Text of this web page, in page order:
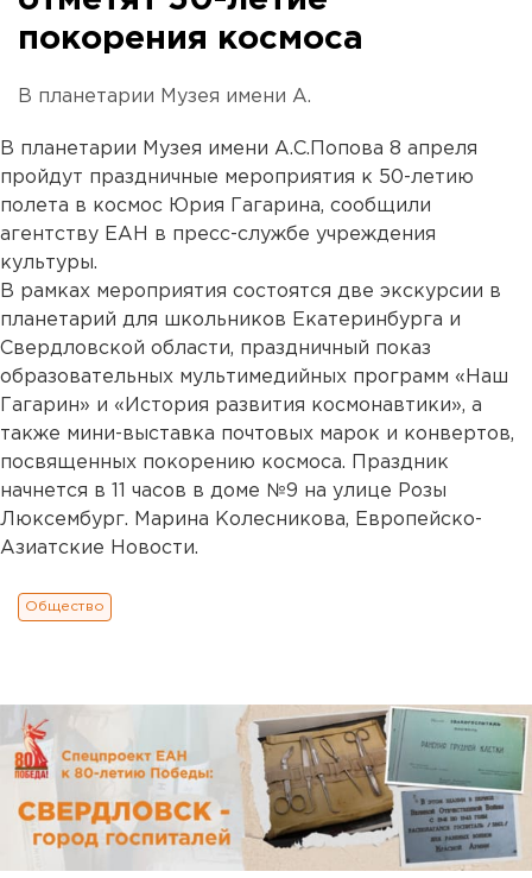
покорения космоса
В планетарии Музея имени А.
В планетарии Музея имени А.С.Попова 8 апреля
пройдут праздничные мероприятия к 50-летию
полета в космос Юрия Гагарина, сообщили
агентству ЕАН в пресс-службе учреждения
культуры.
В рамках мероприятия состоятся две экскурсии в
планетарий для школьников Екатеринбурга и
Свердловской области, праздничный показ
образовательных мультимедийных программ «Наш
Гагарин» и «История развития космонавтики», а
также мини-выставка почтовых марок и конвертов,
посвященных покорению космоса. Праздник
начнется в 11 часов в доме №9 на улице Розы
Люксембург. Марина Колесникова, Европейско-
Азиатские Новости.
Общество